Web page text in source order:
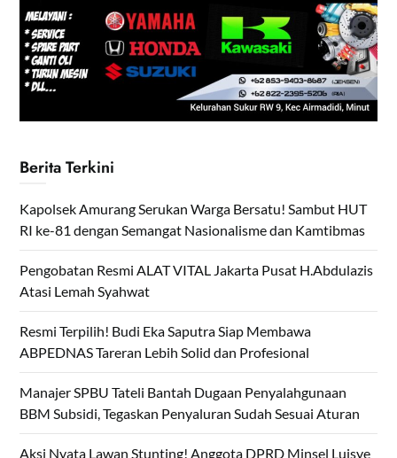
Berita Terkini
Kapolsek Amurang Serukan Warga Bersatu! Sambut HUT
RI ke-81 dengan Semangat Nasionalisme dan Kamtibmas
Pengobatan Resmi ALAT VITAL Jakarta Pusat H.Abdulazis
Atasi Lemah Syahwat
Resmi Terpilih! Budi Eka Saputra Siap Membawa
ABPEDNAS Tareran Lebih Solid dan Profesional
Manajer SPBU Tateli Bantah Dugaan Penyalahgunaan
BBM Subsidi, Tegaskan Penyaluran Sudah Sesuai Aturan
Aksi Nyata Lawan Stunting! Anggota DPRD Minsel Luisye